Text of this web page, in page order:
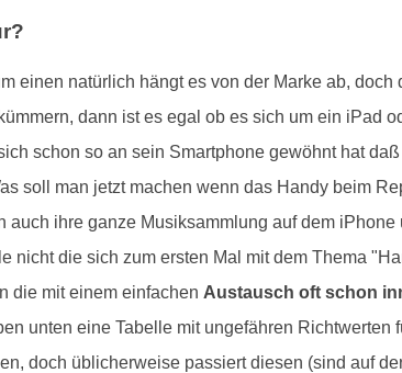
einen natürlich hängt es von der Marke ab,
dann ist es egal ob es sich um ein iPad
schon so an sein Smartphone gewöhnt hat
soll man jetzt machen wenn das Handy beim
auch ihre ganze Musiksammlung auf dem
nicht die sich zum ersten Mal mit dem Thema
die mit einem einfachen Austausch oft schon
unten eine Tabelle mit ungefähren
doch üblicherweise passiert diesen (sind auf